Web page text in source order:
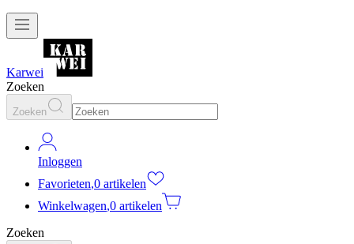
Karwei
Zoeken
Zoeken
Inloggen
Favorieten,0 artikelen
Winkelwagen,0 artikelen
Zoeken